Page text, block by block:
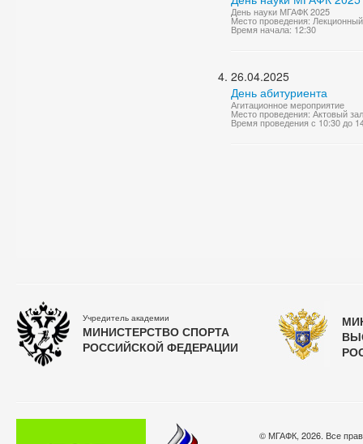
День науки МГАФК 2025
Место проведения:
Время начала: 12:30
26.04.2025
День абитуриента
Агитационное мероприятие
Место проведения: Актовый
Время проведения с 10:30 до
Учредитель академии
МИНИСТЕРСТВО СПОРТА
РОССИЙСКОЙ ФЕДЕРАЦИИ
© МГАФК, 2026. Все